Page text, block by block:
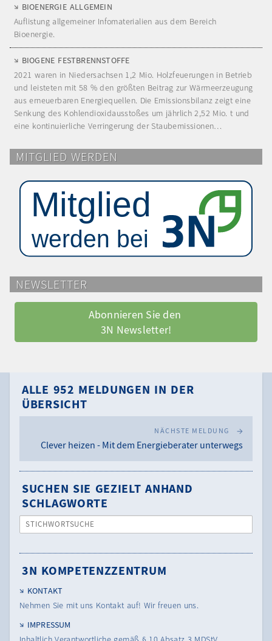
BIOENERGIE ALLGEMEIN
Auflistung allgemeiner Infomaterialien aus dem Bereich
Bioenergie.
BIOGENE FESTBRENNSTOFFE
2021 waren in Niedersachsen 1,2 Mio. Holzfeuerungen in Betrieb
und leisteten mit 58 % den größten Beitrag zur Wärmeerzeugung
aus erneuerbaren Energiequellen. Die Emissionsbilanz zeigt eine
Senkung des Kohlendioxidausstoßes um jährlich 2,52 Mio. t und
eine kontinuierliche Verringerung der Staubemissionen…
MITGLIED WERDEN
NEWSLETTER
Abonnieren Sie den
3N Newsletter!
ALLE 952 MELDUNGEN IN DER
ÜBERSICHT
NÄCHSTE MELDUNG
Clever heizen - Mit dem Energieberater unterwegs
SUCHEN SIE GEZIELT ANHAND
SCHLAGWORTE
STICHWORTSUCHE
3N KOMPETENZZENTRUM
KONTAKT
Nehmen Sie mit uns Kontakt auf! Wir freuen uns.
IMPRESSUM